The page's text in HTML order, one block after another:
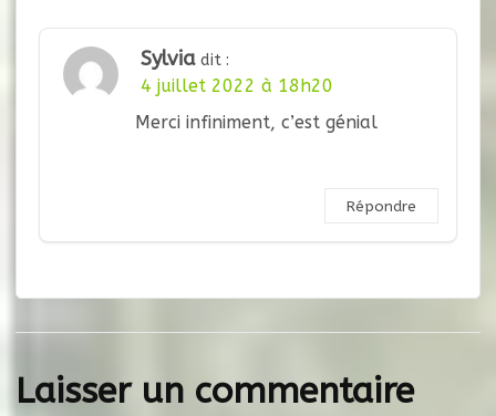
Sylvia dit :
4 juillet 2022 à 18h20
Merci infiniment, c’est génial
Répondre
Laisser un commentaire